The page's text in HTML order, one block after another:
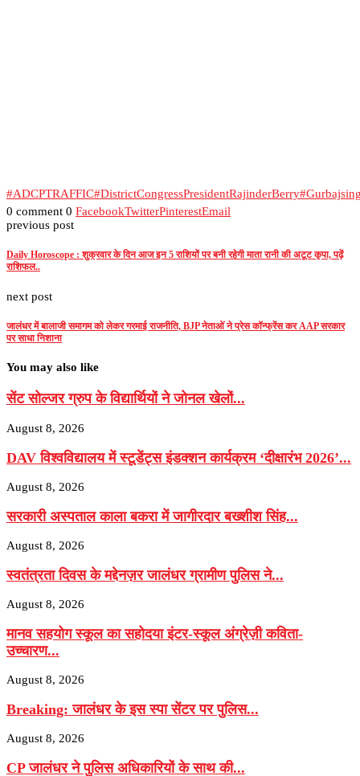
#ADCPTRAFFIC#DistrictCongressPresidentRajinderBerry
0 comment 0 FacebookTwitterPinterestEmail
previous post
Daily Horoscope : शुक्रवार के दिन आज इन 5 राशियों पर बनी रहेगी माता रानी की अटूट कृपा, पढ़ें
राशिफल..
next post
जालंधर में बालाजी समागम को लेकर गरमाई राजनीति, BJP नेताओं ने प्रेस कॉन्फ्रेंस कर AAP सरकार
पर साधा निशाना
You may also like
सेंट सोल्जर ग्रुप के विद्यार्थियों ने जोनल खेलों...
August 8, 2026
DAV विश्वविद्यालय में स्टूडेंट्स इंडक्शन कार्यक्रम ‘दीक्षारंभ 2026’...
August 8, 2026
सरकारी अस्पताल काला बकरा में जागीरदार बख्शीश सिंह...
August 8, 2026
स्वतंत्रता दिवस के मद्देनज़र जालंधर ग्रामीण पुलिस ने...
August 8, 2026
मानव सहयोग स्कूल का सहोदया इंटर-स्कूल अंग्रेज़ी कविता-
उच्चारण...
August 8, 2026
Breaking: जालंधर के इस स्पा सेंटर पर पुलिस...
August 8, 2026
CP जालंधर ने पुलिस अधिकारियों के साथ की...